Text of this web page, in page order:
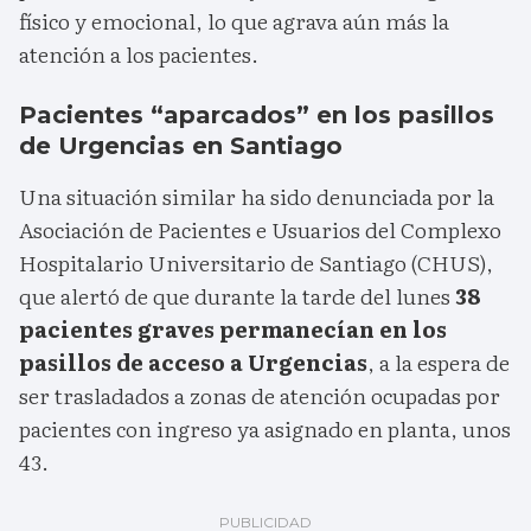
físico y emocional, lo que agrava aún más la
atención a los pacientes.
Pacientes “aparcados” en los pasillos
de Urgencias en Santiago
Una situación similar ha sido denunciada por la
Asociación de Pacientes e Usuarios del Complexo
Hospitalario Universitario de Santiago (CHUS),
que alertó de que durante la tarde del lunes38
pacientes graves permanecían en los
pasillos de acceso a Urgencias, a la espera de
ser trasladados a zonas de atención ocupadas por
pacientes con ingreso ya asignado en planta, unos
43.